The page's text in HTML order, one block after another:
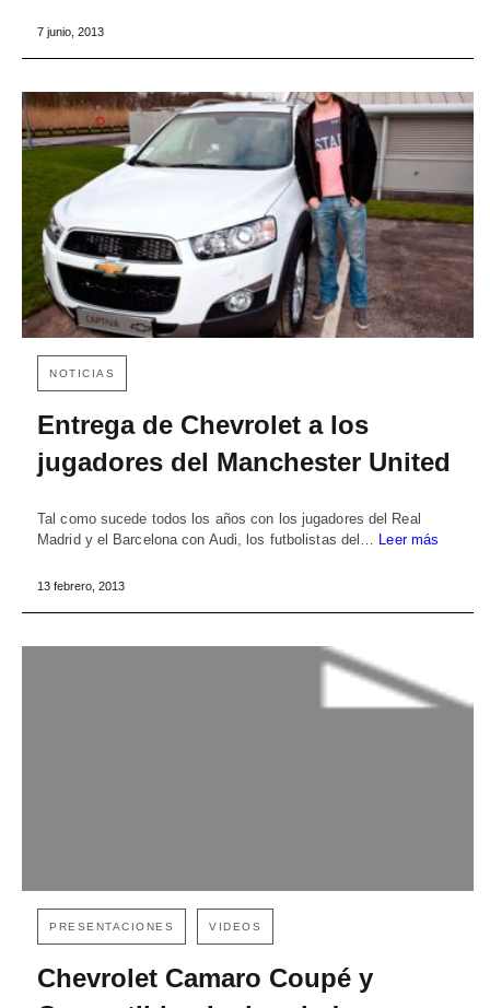
7 junio, 2013
NOTICIAS
Entrega de Chevrolet a los
jugadores del Manchester United
Tal como sucede todos los años con los jugadores del Real
Madrid y el Barcelona con Audi, los futbolistas del… Leer más
13 febrero, 2013
PRESENTACIONES VIDEOS
Chevrolet Camaro Coupé y